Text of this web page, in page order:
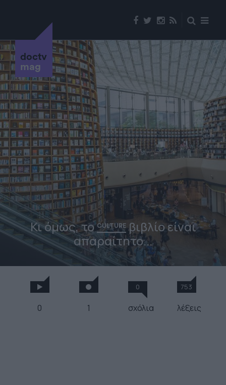
doctv
mag
Κι όμως, τοCULTUREβιβλίο είναι
απαραίτητο...
0 1
0
σχόλια
753
λέξεις